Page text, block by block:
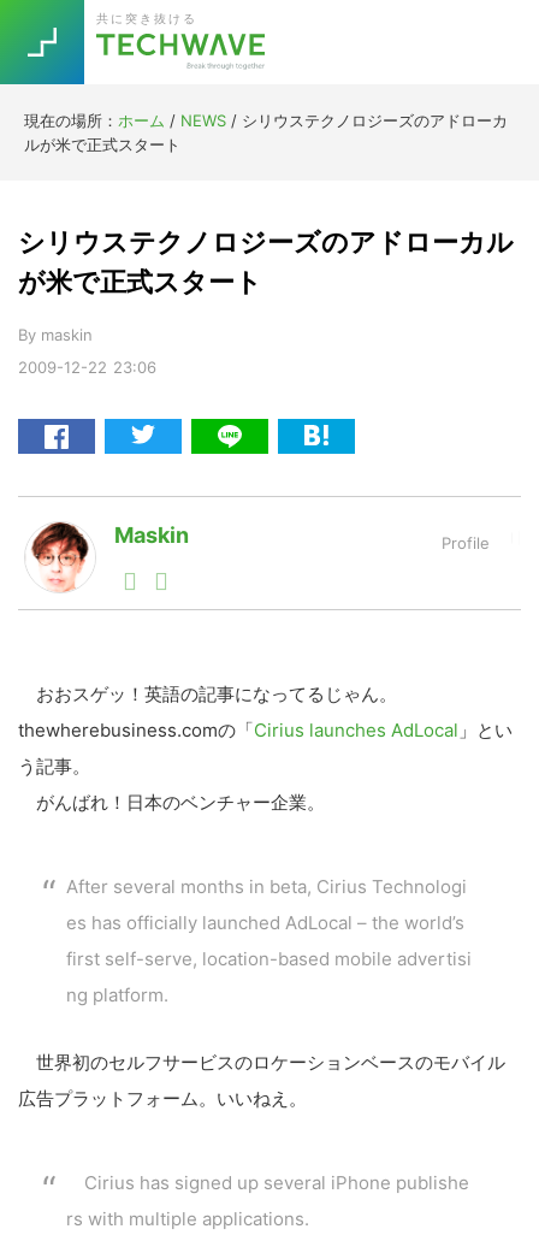
primary
navigation
main
content
primary
sidebar
footer
共に突き抜ける
現在の場所： ホーム / NEWS / シリウステクノロジーズのアドローカ
ルが米で正式スタート
2009-12-22 23:06
シリウステクノロジーズのアドローカル
が米で正式スタート
By maskin
Maskin
1990年代初頭から記者としてまた起業家としてITスタ
ートアップ業界のハードウェアからソフトウェアの事業
生から普及成長までを最前線で見てきた生き字引として
注目される。通信キャリアのニュースポータルの創業デ
スクとして数億PV事業に。世界最大IT系メディア（ス
注力中。
おおスゲッ！英語の記事になってるじゃん。
thewherebusiness.comの「Cirius launches AdLocal 」とい
う記事。
がんばれ！日本のベンチャー企業。
After several months in beta, Cirius Technologi
es has officially launched AdLocal – the world’s
first self-serve, location-based mobile advertisi
ng platform.
世界初のセルフサービスのロケーションベースのモバイル
広告プラットフォーム。いいねえ。
Cirius has signed up several iPhone publishe
rs with multiple applications.
TOPICS
RE:LIFE
Re:Work
AI
Drone
[Startup]
[Voice Edition]
[YouTube]
投資家登録
Trend 今話題の注目キーワード
5G Asana